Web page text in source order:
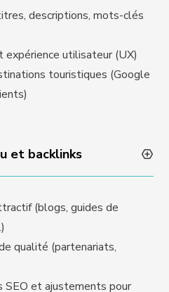
descriptions, mots-clés
utilisateur (UX)
touristiques (Google
et backlinks
(blogs, guides de
qualité (partenariats,
SEO et ajustements pour